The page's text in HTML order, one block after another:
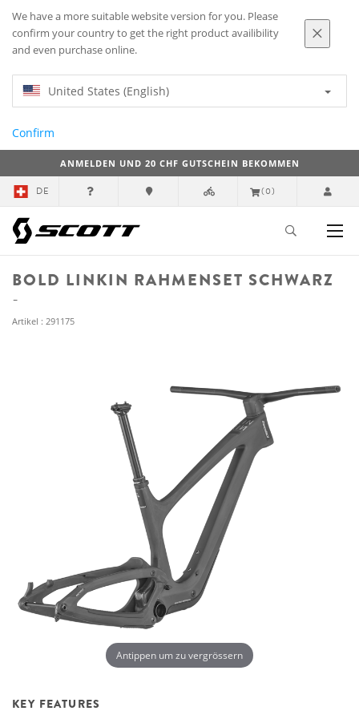
We have a more suitable website version for you. Please
confirm your country to get the right product availibility
and even purchase online.
United States (English)
Confirm
ANMELDEN UND 20 CHF GUTSCHEIN BEKOMMEN
DE (0)
BOLD LINKIN RAHMENSET SCHWARZ
Artikel : 291175
Antippen um zu vergrössern
KEY FEATURES